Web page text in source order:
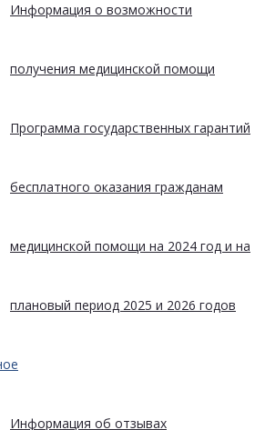
Информация о возможности
получения медицинской помощи
Программа государственных гарантий
бесплатного оказания гражданам
медицинской помощи на 2024 год и на
плановый период 2025 и 2026 годов
Информация об отзывах